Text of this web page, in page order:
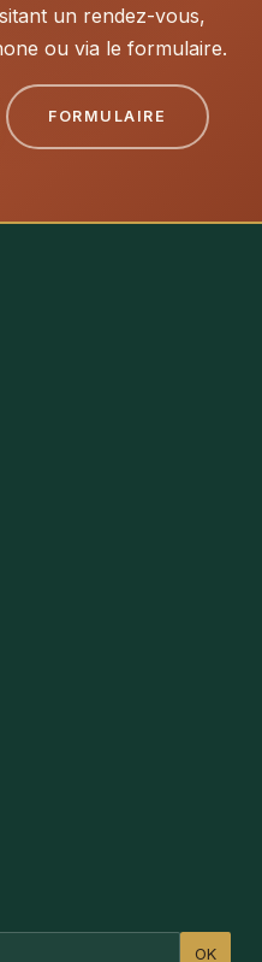
un rendez-vous,
ou via le formulaire.
FORMULAIRE
OK